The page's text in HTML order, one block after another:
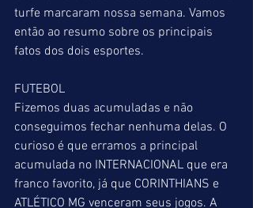
turfe marcaram nossa semana. Vamos
então ao resumo sobre os principais
fatos dos dois esportes.
FUTEBOL
Fizemos duas acumuladas e não
conseguimos fechar nenhuma delas. O
curioso é que erramos a principal
acumulada no INTERNACIONAL que era
franco favorito, já que CORINTHIANS e
ATLÉTICO MG venceram seus jogos. A